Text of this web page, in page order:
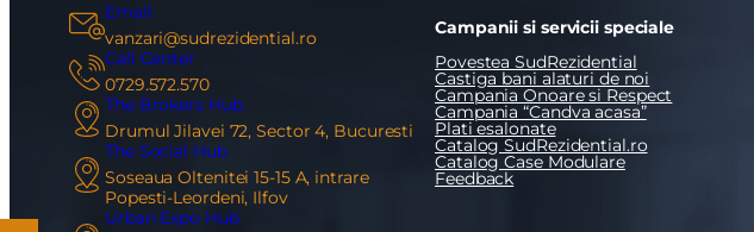
Email
vanzari@sudrezidential.ro
Call Center
0729.572.570
The Brokers Hub
Drumul Jilavei 72, Sector 4, Bucuresti
The Social Hub
Soseaua Oltenitei 15-15 A, intrare
Popesti-Leordeni, Ilfov
Urban Expo Hub
Campanii si servicii speciale
Povestea SudRezidential
Castiga bani alaturi de noi
Campania Onoare si Respect
Campania “Candva acasa”
Plati esalonate
Catalog SudRezidential.ro
Catalog Case Modulare
Feedback